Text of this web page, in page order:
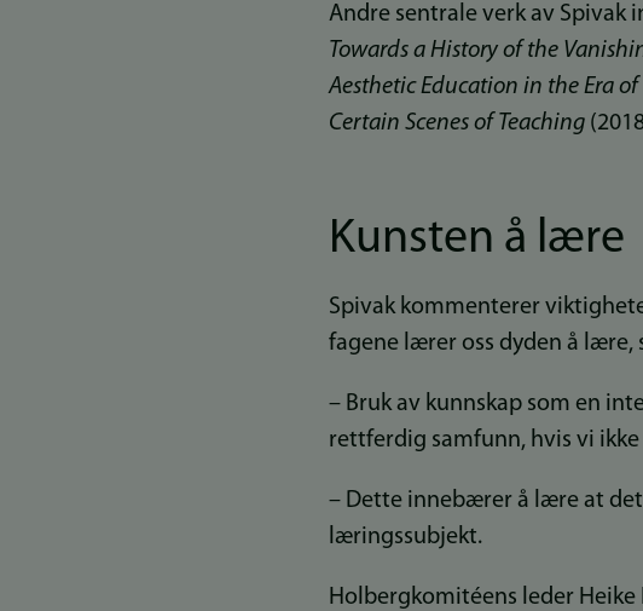
Andre sentrale verk av Spivak
Towards a History of the
Aesthetic Education in the Era
Certain Scenes of Teaching
Kunsten å lære
Spivak kommenterer
fagene lærer oss dyden å lære,
– Bruk av kunnskap som en
rettferdig samfunn, hvis vi
– Dette innebærer å lære at det
læringssubjekt.
Holbergkomitéens leder